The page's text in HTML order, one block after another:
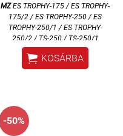
MZES TROPHY-175 / ES TROPHY-
175/2 / ES TROPHY-250 / ES
TROPHY-250/1 / ES TROPHY-
250/2 / TS-250 / TS-250/1
 KOSÁRBA
-50%